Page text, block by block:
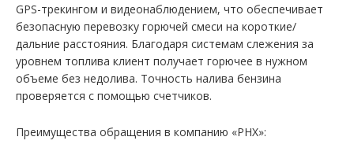
GPS-трекингом и видеонаблюдением, что обеспечивает
безопасную перевозку горючей смеси на короткие/
дальние расстояния. Благодаря системам слежения за
уровнем топлива клиент получает горючее в нужном
объеме без недолива. Точность налива бензина
проверяется с помощью счетчиков.
Преимущества обращения в компанию «РНХ»: